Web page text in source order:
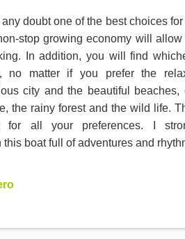
doubt one of the best choices
stop growing economy will allow
In addition, you will find
no matter if you prefer the
city and the beautiful beaches,
the rainy forest and the wild life.
all your preferences. I
boat full of adventures and